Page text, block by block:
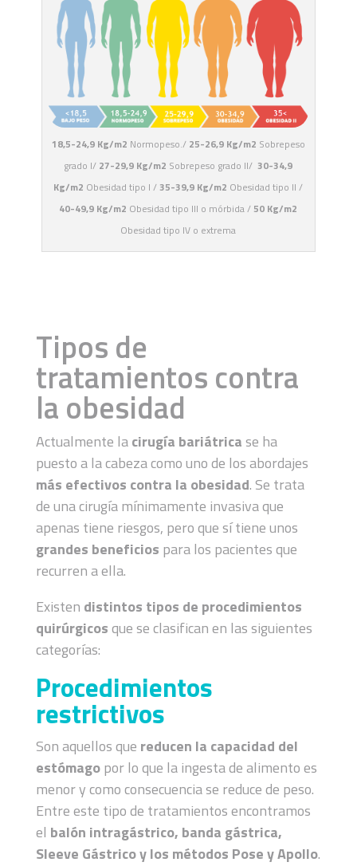
18,5-24,9 Kg/m2 Normopeso./ 25-26,9 Kg/m2 Sobrepeso
grado I/ 27-29,9 Kg/m2 Sobrepeso grado II/ 30-34,9
Kg/m2 Obesidad tipo I / 35-39,9 Kg/m2 Obesidad tipo II /
40-49,9 Kg/m2 Obesidad tipo III o mórbida / 50 Kg/m2
Obesidad tipo IV o extrema
Tipos de
tratamientos contra
la obesidad
Actualmente lacirugía bariátricase ha
puesto a la cabeza como uno de los abordajes
más efectivos contra la obesidad. Se trata
de una cirugía mínimamente invasiva que
apenas tiene riesgos, pero que sí tiene unos
grandes beneficios para los pacientes que
recurren a ella.
Existen distintos tipos de procedimientos
quirúrgicosque se clasifican en las siguientes
categorías:
Procedimientos
restrictivos
Son aquellos que reducen la capacidad del
estómagopor lo que la ingesta de alimento es
menor y como consecuencia se reduce de peso.
Entre este tipo de tratamientos encontramos
el balón intragástrico, banda gástrica,
Sleeve Gástrico y los métodos Pose y Apollo.